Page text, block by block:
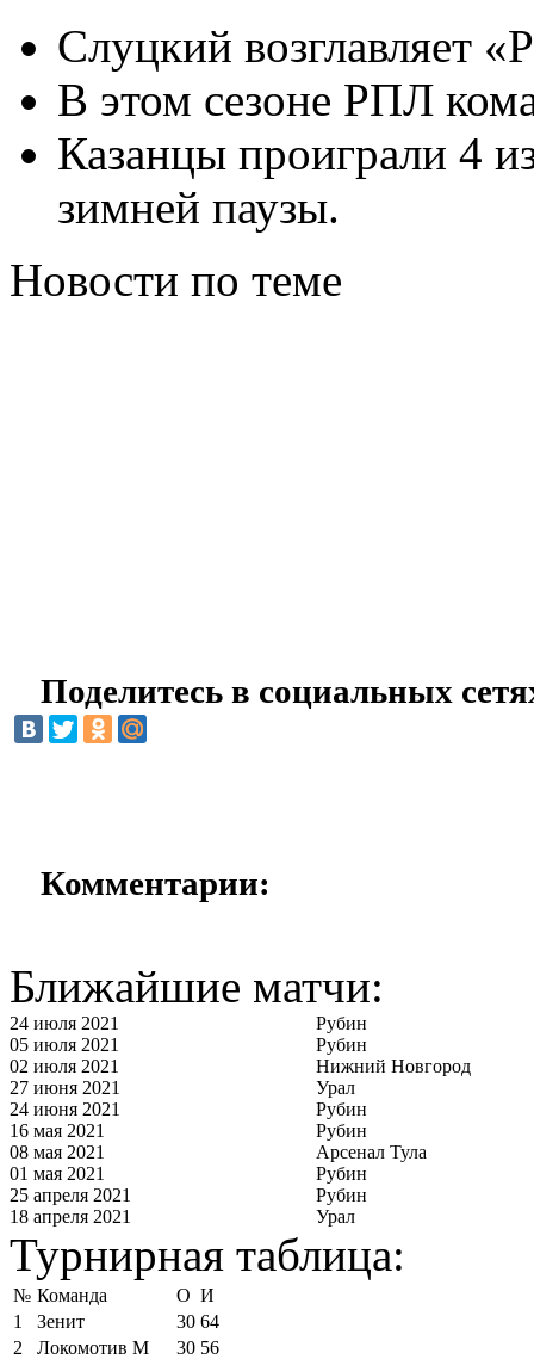
Слуцкий возглавляет
В этом сезоне РПЛ
Казанцы проиграли 4
зимней паузы.
Новости по теме
Поделитесь в социальных
Комментарии:
Ближайшие матчи:
24 июля 2021
Рубин
05 июля 2021
Рубин
02 июля 2021
Нижний Новгород
27 июня 2021
Урал
24 июня 2021
Рубин
16 мая 2021
Рубин
08 мая 2021
Арсенал Тула
01 мая 2021
Рубин
25 апреля 2021
Рубин
18 апреля 2021
Урал
Турнирная таблица:
№ Команда О И
1
Зенит 30 64
2
Локомотив М 30 56